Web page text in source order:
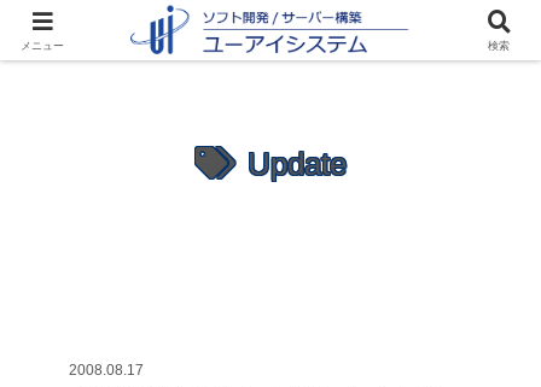
Update
2008.08.17
メニュー 検索